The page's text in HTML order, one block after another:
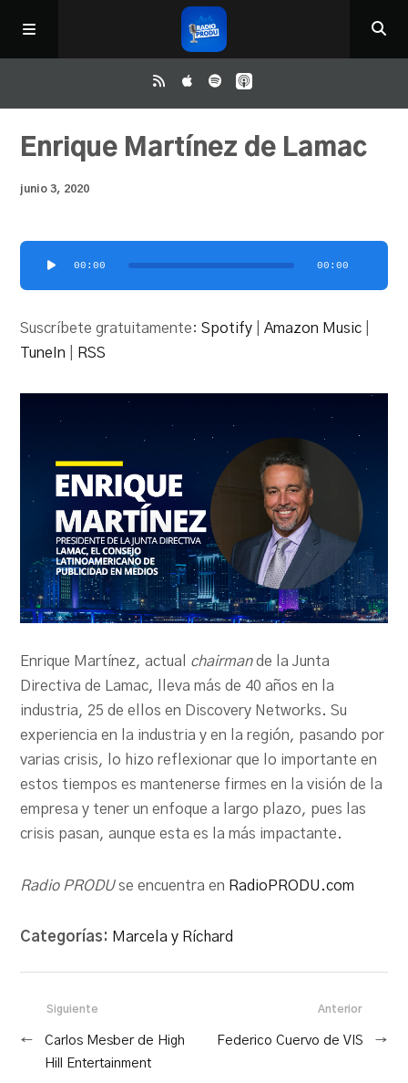
Inicio
ReloAd
Contacto
PRODU.com
Enrique Martínez de Lamac
junio 3, 2020
Reproductor
00:00 00:00
Suscríbete gratuitamente:Spotify |Amazon Music
TuneIn
RSS
Enrique Martínez, actual chairmande la Junta
Directiva de Lamac, lleva más de 40 años en la
industria, 25 de ellos en Discovery Networks. Su
experiencia en la industria y en la región, pasando por
varias crisis, lo hizo reflexionar que lo importante en
estos tiempos es mantenerse firmes en la visión de la
empresa y tener un enfoque a largo plazo, pues las
crisis pasan, aunque esta es la más impactante.
Radio PRODUse encuentra en RadioPRODU.com
Categorías: Marcela y Ríchard
Anterior
Federico Cuervo de VIS →
Siguiente
←
Carlos Mesber de High
Hill Entertainment